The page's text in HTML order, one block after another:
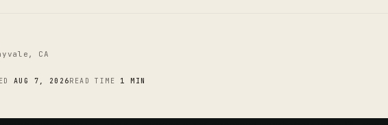
CA
AUG 7, 2026READ TIME 1 MIN